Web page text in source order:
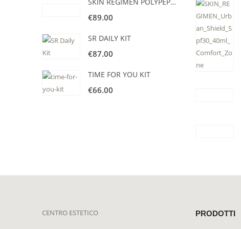
€89.00
SR DAILY KIT
€87.00
TIME FOR YOU KIT
€66.00
CENTRO ESTETICO PRODOTTI